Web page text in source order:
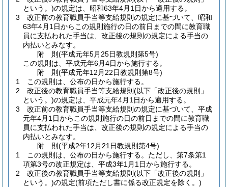
という。)の規定は、昭和63年4月1日から適用する。
3
改正前の教育職員手当等支給規則の規定に基づいて、昭和
63年4月1日からこの規則施行の日の前日までの間に教育職
員に支払われた手当は、改正後の規則の規定による手当の
内払いとみなす。
附 則(平成元年5月25日教規則第5号)
この規則は、平成元年6月4日から施行する。
附 則(平成元年12月22日教規則第8号)
1
この規則は、公布の日から施行する。
2
改正後の教育職員手当等支給規則 (以下「改正後の規則」
という。)の規定は、平成元年4月1日から適用する。
3
改正前の教育職員手当等支給規則の規定に基づいて、平成
元年4月1日からこの規則施行の日の前日までの間に教育職
員に支払われた手当は、改正後の規則の規定による手当の
内払いとみなす。
附 則(平成2年12月21日教規則第4号)
1
この規則は、公布の日から施行する。 ただし、第7条第1
項第3号の改正規定は、平成3年1月1日から施行する。
2
改正後の教育職員手当等支給規則 (以下「改正後の規則」
という。)の規定(前項ただし書に係る改正規定を除く。)